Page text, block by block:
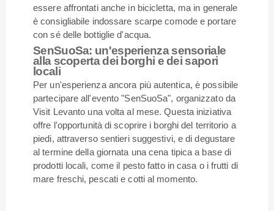
essere affrontati anche in bicicletta, ma in generale
è consigliabile indossare scarpe comode e portare
con sé delle bottiglie d'acqua.
SenSuoSa: un'esperienza sensoriale
alla scoperta dei borghi e dei sapori
locali
Per un'esperienza ancora più autentica, è possibile
partecipare all'evento "SenSuoSa", organizzato da
Visit Levanto una volta al mese. Questa iniziativa
offre l'opportunità di scoprire i borghi del territorio a
piedi, attraverso sentieri suggestivi, e di degustare
al termine della giornata una cena tipica a base di
prodotti locali, come il pesto fatto in casa o i frutti di
mare freschi, pescati e cotti al momento.